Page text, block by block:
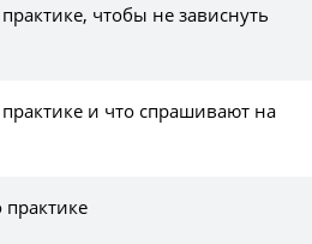
чтобы не зависнуть
и что спрашивают на